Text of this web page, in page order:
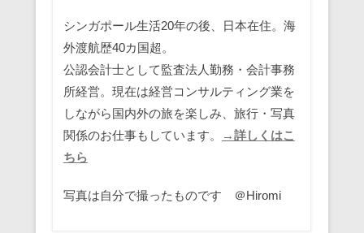
シンガポール生活20年の後、日本在住。海
外渡航歴40カ国超。
公認会計士として監査法人勤務・会計事務
所経営。現在は経営コンサルティング業を
しながら国内外の旅を楽しみ、旅行・写真
関係のお仕事もしています。
→詳しくはこ
ちら
写真は自分で撮ったものです ＠Hiromi